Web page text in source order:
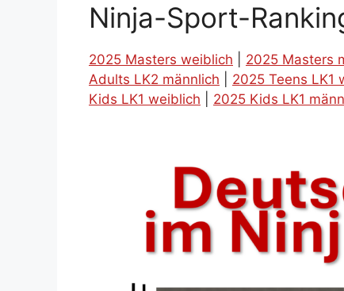
Ninja-Sport-
2025 Masters weiblich 2025 Masters
Adults LK2 männlich
2025 Teens LK1
Kids LK1 weiblich
2025 Kids LK1